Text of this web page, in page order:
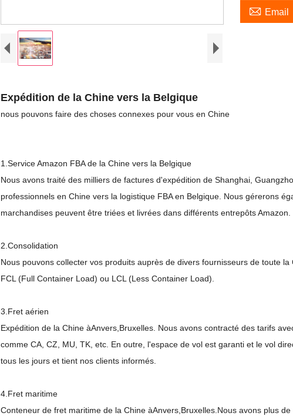
 Email
Expédition de la Chine vers la Belgique
nous pouvons faire des choses connexes pour vous en Chine
1.Service Amazon FBA de la Chine vers la Belgique
Nous avons traité des milliers de factures d'expédition de Shanghai,
professionnels en Chine vers la logistique FBA en Belgique. Nous gérerons
marchandises peuvent être triées et livrées dans différents entrepôts Amazon.
2.Consolidation
Nous pouvons collecter vos produits auprès de divers fournisseurs de toute
FCL (Full Container Load) ou LCL (Less Container Load).
3.Fret aérien
Expédition de la Chine àAnvers Bruxelles. Nous avons contracté des tarifs
comme CA, CZ, MU, TK, etc. En outre, l'espace de vol est garanti et le vol
tous les jours et tient nos clients informés.
4.Fret maritime
Conteneur de fret maritime de la Chine àAnvers Bruxelles. Nous avons plus